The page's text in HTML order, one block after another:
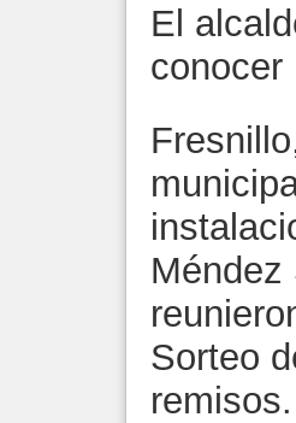
El
conocer
Méndez
Sorteo
remisos.